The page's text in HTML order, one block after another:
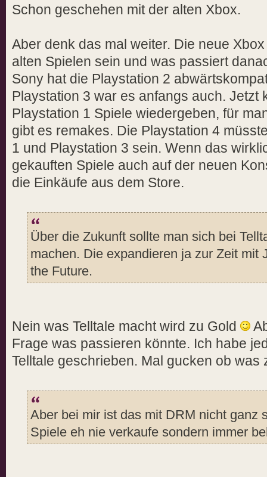
Schon geschehen mit der alten Xbox.
Aber denk das mal weiter. Die neue
alten Spielen sein und was passiert
Sony hat die Playstation 2
Playstation 3 war es anfangs auch. Jetzt
Playstation 1 Spiele wiedergeben, für
gibt es remakes. Die Playstation 4
1 und Playstation 3 sein. Wenn das
gekauften Spiele auch auf der neuen
die Einkäufe aus dem Store.
Über die Zukunft sollte man sich bei
machen. Die expandieren ja zur Zeit mit
the Future.
Nein was Telltale macht wird zu Gold
Frage was passieren könnte. Ich habe
Telltale geschrieben. Mal gucken ob was
Aber bei mir ist das mit DRM nicht ganz
Spiele eh nie verkaufe sondern immer